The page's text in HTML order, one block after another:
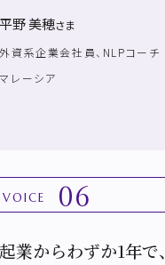
平野 美穂さま
外資系企業会社員、NLPコーチ
マレーシア
VOICE 06
起業からわずか1年で、